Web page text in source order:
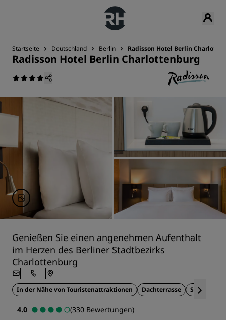
Startseite Deutschland Berlin Radisson Hotel Berlin
Radisson Hotel Berlin Charlottenburg
Genießen Sie einen angenehmen Aufenthalt
im Herzen des Berliner Stadtbezirks
Charlottenburg
In der Nähe von Touristenattraktionen Dachterrasse Stadtblick
4.0
(330 Bewertungen)